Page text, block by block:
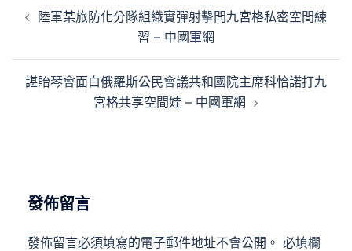
章
覽
陸軍某旅防化分隊組織實彈射擊問九宮格私密空間練
習 – 中國軍網
諶貽琴會面白俄羅斯公民會議共和國院主席科恰諾打九
宮格共享空間娃 – 中國軍網
發佈留言
發佈留言必須填寫的電子郵件地址不會公開。 必填欄